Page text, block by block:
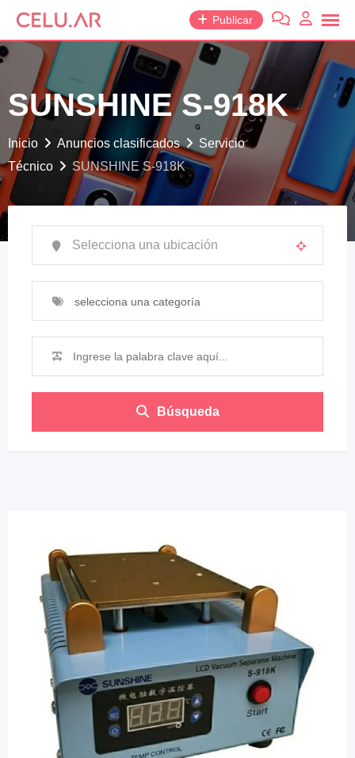
saltar
contenido
Publicar
SUNSHINE S-918K
Inicio Anuncios clasificados
Servicio
Técnico
SUNSHINE S-918K
selecciona una categoría
Búsqueda